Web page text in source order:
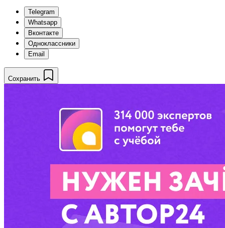
Telegram
Whatsapp
Вконтакте
Одноклассники
Email
Сохранить